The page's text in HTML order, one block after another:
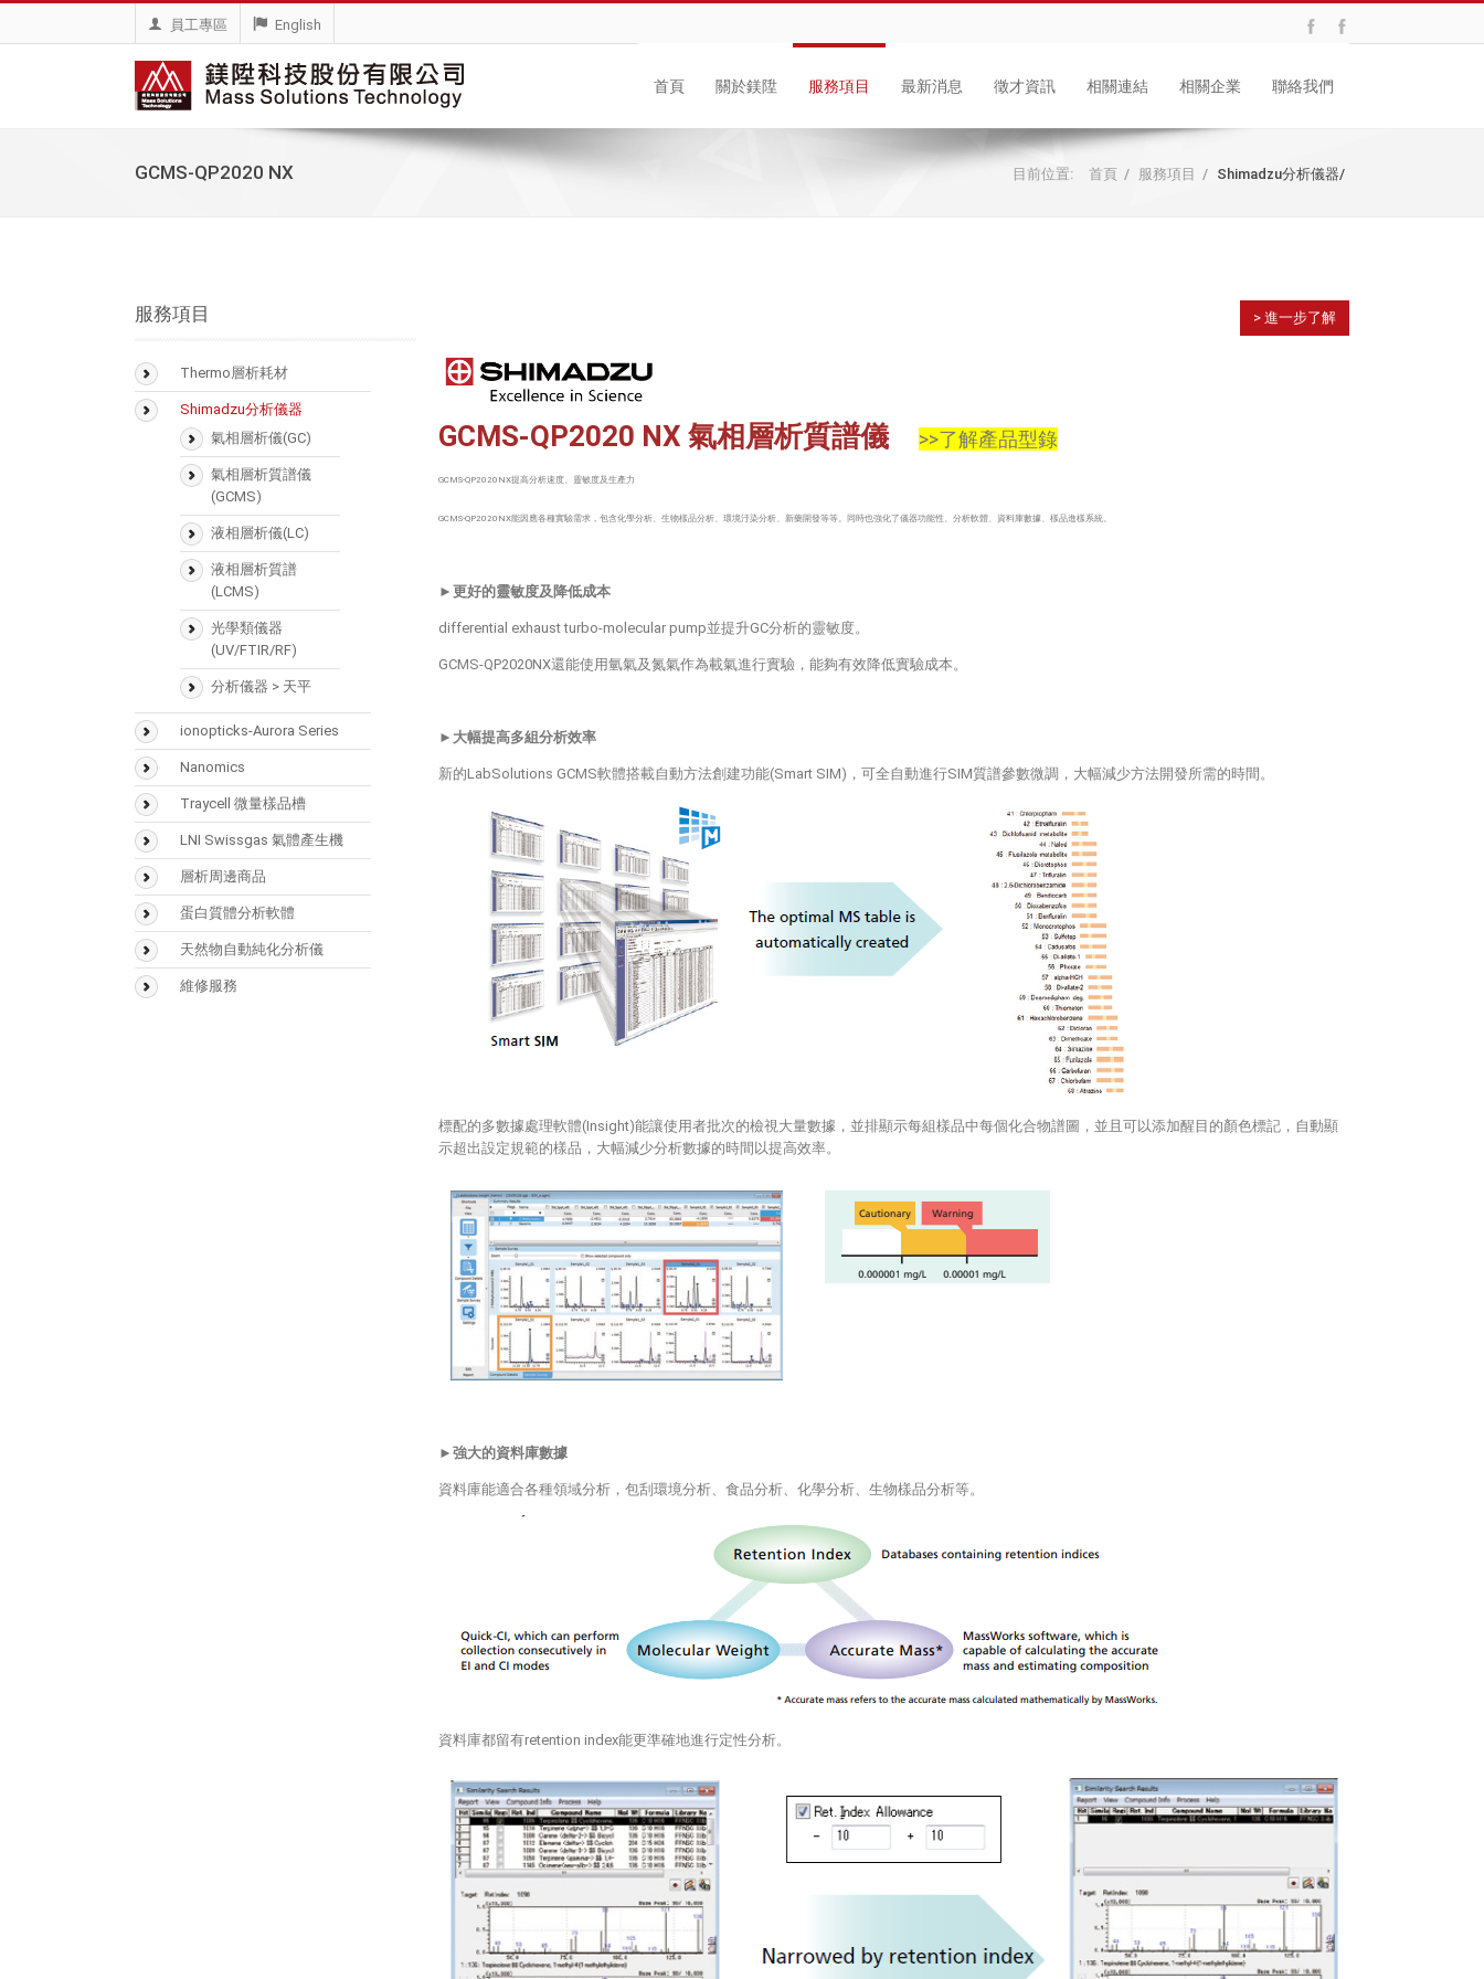
員工專區 English
首頁 關於鎂陞 服務項目 最新消息 徵才資訊 相關連結 相關企業 聯絡我們
GCMS-QP2020 NX 目前位置: 首頁 / 服務項目 / Shimadzu分析儀器/
服務項目
Thermo層析耗材
BioLC Column
SMART Digest Kit
CX-1 pH Gradient
Buffer
固相萃取匣
樣品瓶
Accucore
Acclaim
Hypersil GOLD
Hypercarb
Syncronis
Shimadzu分析儀器
氣相層析儀(GC)
氣相層析質譜儀
(GCMS)
液相層析儀(LC)
液相層析質譜
(LCMS)
光學類儀器
(UV/FTIR/RF)
分析儀器 > 天平
ionopticks-Aurora Series
Nanomics
Traycell 微量樣品槽
LNI Swissgas 氣體產生機
層析周邊商品
Vaplock
蛋白質體分析軟體
Mascot
Biognosys
天然物自動純化分析儀
Sepbox Systems –
維修服務
> 進一步了解
GCMS-QP2020 NX 氣相層析質譜儀 >>了解產品型錄
GCMS-QP2020NX提高分析速度、靈敏度及生產力
GCMS-QP2020NX能因應各種實驗需求，包含化學分析、生物樣品分析、環境汙染分析、新藥開發等等。同時也強化了儀器功能性、分析軟體、資料庫數據、樣品進樣系統。
► 更好的靈敏度及降低成本
differential exhaust turbo-molecular pump並提升GC分析的靈敏度。
GCMS-QP2020NX還能使用氫氣及氮氣作為載氣進行實驗，能夠有效降低實驗成本。
► 大幅提高多組分析效率
新的LabSolutions GCMS軟體搭載自動方法創建功能(Smart SIM)，可全自動進行SIM質譜參數微調，大幅減少方法開發所需的時間。
標配的多數據處理軟體(Insight)能讓使用者批次的檢視大量數據，並排顯示每組樣品中每個化合物譜圖，並且可以添加醒目的顏色標記，自動顯
示超出設定規範的樣品，大幅減少分析數據的時間以提高效率。
►強大的資料庫數據
資料庫能適合各種領域分析，包刮環境分析、食品分析、化學分析、生物樣品分析等。
資料庫都留有retention index能更準確地進行定性分析。